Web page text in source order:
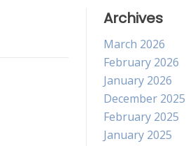
Archives
March 2026
February 2026
January 2026
December 2025
February 2025
January 2025